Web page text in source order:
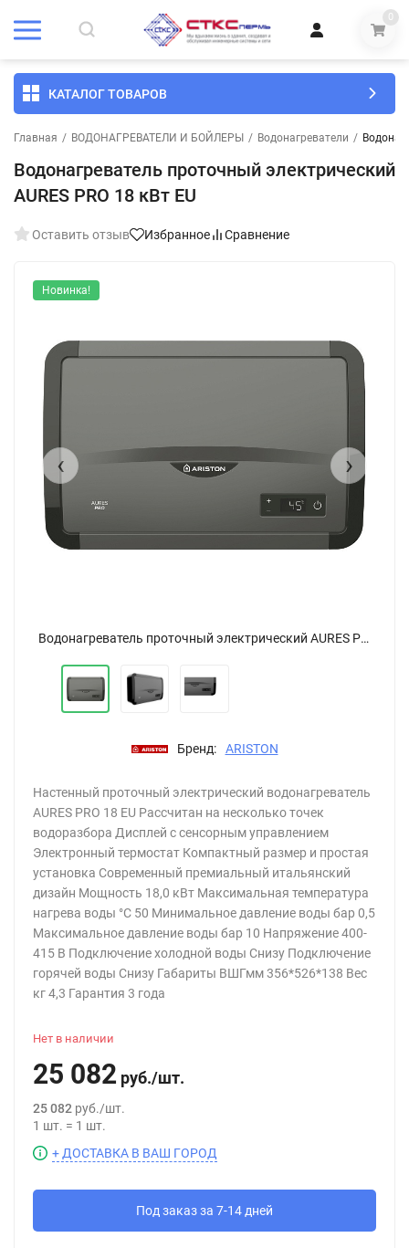
0
КАТАЛОГ ТОВАРОВ
Главная / ВОДОНАГРЕВАТЕЛИ И БОЙЛЕРЫ / Водонагреватели /
Водонагреватель проточный электрический
AURES PRO 18 кВт EU
Оставить отзыв Избранное Сравнение
Новинка!
Водонагреватель проточный электрический AURES PRO 18 кВт EU
‹ ›
Бренд: ARISTON
Настенный проточный электрический водонагреватель
AURES PRO 18 EU Рассчитан на несколько точек
водоразбора Дисплей с сенсорным управлением
Электронный термостат Компактный размер и простая
установка Современный премиальный итальянский
дизайн Мощность 18,0 кВт Максимальная температура
нагрева воды °С 50 Минимальное давление воды бар 0,5
Максимальное давление воды бар 10 Напряжение 400-
415 В Подключение холодной воды Снизу Подключение
горячей воды Снизу Габариты ВШГмм 356*526*138 Вес
кг 4,3 Гарантия 3 года
Нет в наличии
25 082 руб./шт.
25 082 руб./шт.
1 шт. = 1 шт.
+ ДОСТАВКА В ВАШ ГОРОД
Под заказ за 7-14 дней